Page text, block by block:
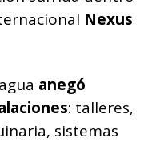
Nexus
anegó
: talleres,
sistemas